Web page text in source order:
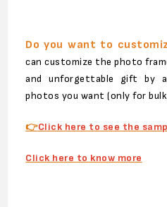
Do you want to
can customize the photo
and unforgettable gift by
photos you want (only for
👉Click here to see the
Click here to know more